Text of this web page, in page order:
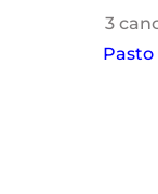
3
Pasto